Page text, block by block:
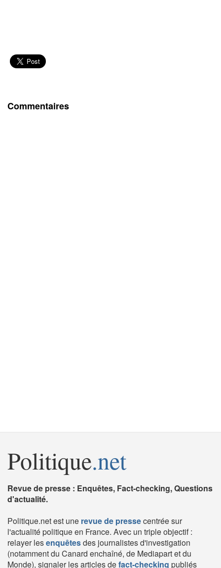
Commentaires
Politique.net
Revue de presse : Enquêtes, Fact-checking, Questions
d'actualité.
Politique.net est une revue de pressecentrée sur
l'actualité politique en France. Avec un triple objectif :
relayer lesenquêtesdes journalistes d'investigation
(notamment du Canard enchaîné, de Mediapart et du
Monde), signaler les articles defact-checking publiés